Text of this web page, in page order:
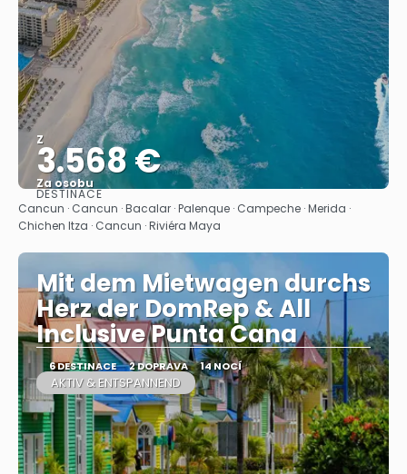
Z
3.568 €
Za osobu
Zobrazit
DESTINACE
Cancun · Cancun · Bacalar · Palenque · Campeche · Merida ·
Chichen Itza · Cancun · Riviéra Maya
Mit dem Mietwagen durchs
Herz der DomRep & All
Inclusive Punta Cana
6 DESTINACE 2 DOPRAVA 14 NOCÍ
AKTIV & ENTSPANNEND